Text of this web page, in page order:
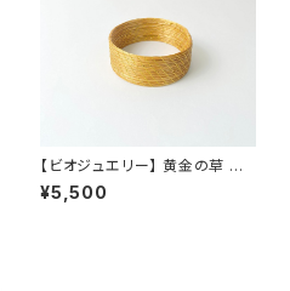
【ビオジュエリー】 黄金の草 カッ
ピンドウラード バングル ワイド
¥5,500